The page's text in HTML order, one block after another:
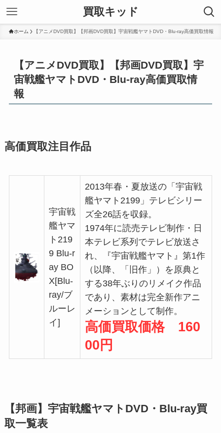
買取キッド
ホーム 【アニメDVD買取】【邦画DVD買取】宇宙戦艦ヤマトDVD・Blu-ray高価買取情報
【アニメDVD買取】【邦画DVD買取】宇
宙戦艦ヤマトDVD・Blu-ray高価買取情
報
高価買取注目作品
宇宙戦
艦ヤマ
ト219
9 Blu-r
ay BO
X[Blu-
ray/ブ
ルーレ
イ]
2013年春・夏放送の「宇宙戦
艦ヤマト2199」テレビシリー
ズ全26話を収録。
1974年に読売テレビ制作・日
本テレビ系列でテレビ放送さ
れ、『宇宙戦艦ヤマト』第1作
（以降、「旧作」）を原典と
する38年ぶりのリメイク作品
であり、素材は完全新作アニ
メーションとして制作。
高価買取価格 160
00円
【邦画】宇宙戦艦ヤマトDVD・Blu-ray買
取一覧表